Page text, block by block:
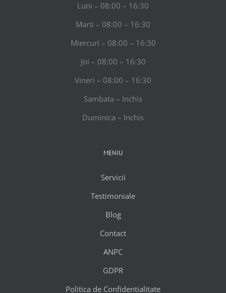
Luni – 08:00 – 16:30
Marti – 08:00 – 16:30
Miercuri – 08:00 – 16:30
Joi – 08:00 – 16:30
Vineri – 08:00 – 16:30
Sambata – Inchis
Duminica – Inchis
MENIU
Servicii
Testimoniale
Blog
Contact
ANPC
GDPR
Politica de Confidentialitate